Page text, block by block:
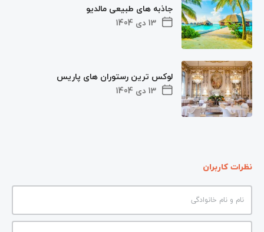
13 دی 1404
جاذبه های طبیعی مالدیو
13 دی 1404
لوکس ترین رستوران های پاریس
نظرات کاربران